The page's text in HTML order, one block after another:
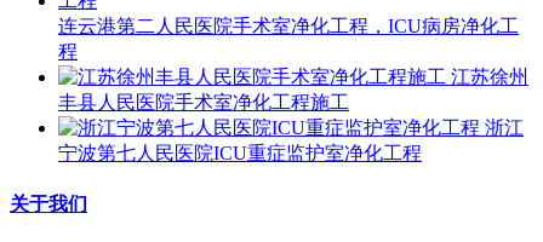
连云港第二人民医院手术室净化工程，ICU病房净化工
程
江苏徐州
丰县人民医院手术室净化工程施工
浙江
宁波第七人民医院ICU重症监护室净化工程
关于我们